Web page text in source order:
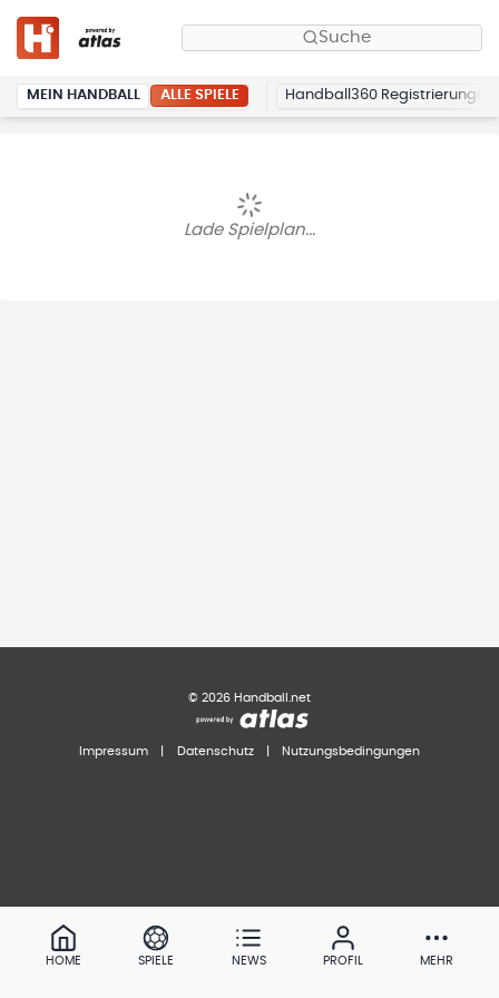
Suche
MEIN HANDBALL ALLE SPIELE Handball360 Registrierung
Lade Spielplan...
© 2026 Handball.net
Impressum Datenschutz Nutzungsbedingungen
HOME SPIELE NEWS PROFIL MEHR